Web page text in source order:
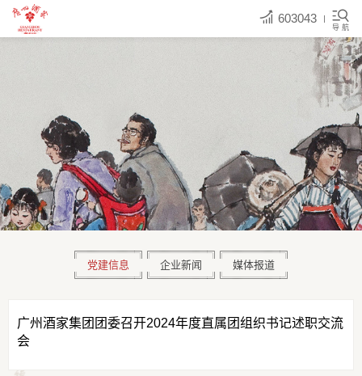
603043
导 航
党建信息 企业新闻 媒体报道
广州酒家集团团委召开2024年度直属团组织书记述职交流
会